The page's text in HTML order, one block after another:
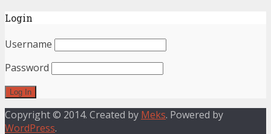
Login
Username
Password
Copyright © 2014. Created by Meks. Powered by
WordPress.